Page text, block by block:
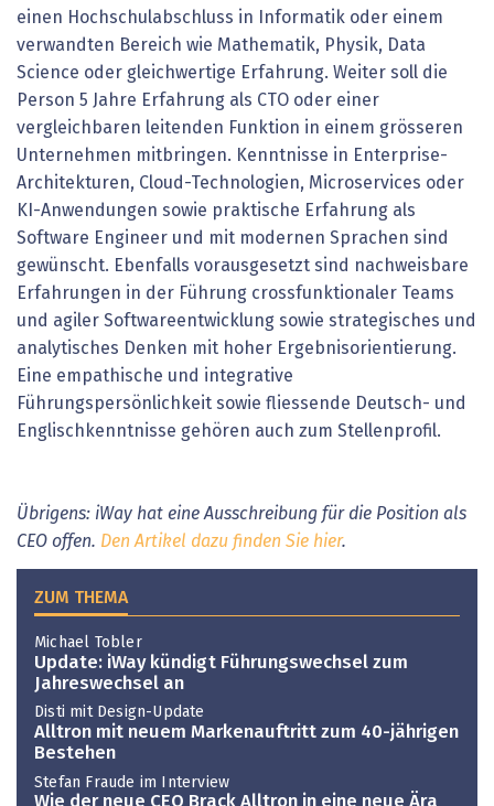
einen Hochschulabschluss in Informatik oder einem
verwandten Bereich wie Mathematik, Physik, Data
Science oder gleichwertige Erfahrung. Weiter soll die
Person 5 Jahre Erfahrung als CTO oder einer
vergleichbaren leitenden Funktion in einem grösseren
Unternehmen mitbringen. Kenntnisse in Enterprise-
Architekturen, Cloud-Technologien, Microservices oder
KI-Anwendungen sowie praktische Erfahrung als
Software Engineer und mit modernen Sprachen sind
gewünscht. Ebenfalls vorausgesetzt sind nachweisbare
Erfahrungen in der Führung crossfunktionaler Teams
und agiler Softwareentwicklung sowie strategisches und
analytisches Denken mit hoher Ergebnisorientierung.
Eine empathische und integrative
Führungspersönlichkeit sowie fliessende Deutsch- und
Englischkenntnisse gehören auch zum Stellenprofil.
Übrigens: iWay hat eine Ausschreibung für die Position als
CEO offen. Den Artikel dazu finden Sie hier.
ZUM THEMA
Michael Tobler
Update: iWay kündigt Führungswechsel zum
Jahreswechsel an
Disti mit Design-Update
Alltron mit neuem Markenauftritt zum 40-jährigen
Bestehen
Stefan Fraude im Interview